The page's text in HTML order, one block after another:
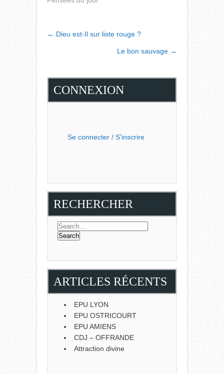
POST
NAVIGATION
← Dieu est-Il sur liste rouge ?
Le bon sauvage →
CONNEXION
Se connecter / S'inscrire
RECHERCHER
ARTICLES RÉCENTS
EPU LYON
EPU OSTRICOURT
EPU AMIENS
CDJ – OFFRANDE
Attraction divine